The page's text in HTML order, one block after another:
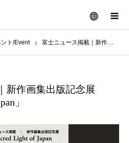
メニュー
ント/Event 富士ニュース掲載｜新作画集出版記念展「Sacred Light of Japan」
新作画集出版記念展
」